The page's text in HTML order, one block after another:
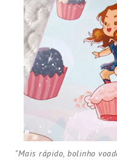
"Mais rápido, bolinho